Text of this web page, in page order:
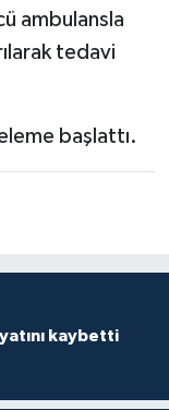
ambulansla
tedavi
başlattı.
kaybetti